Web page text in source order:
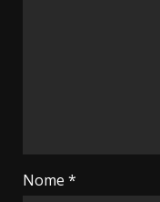
Nome *